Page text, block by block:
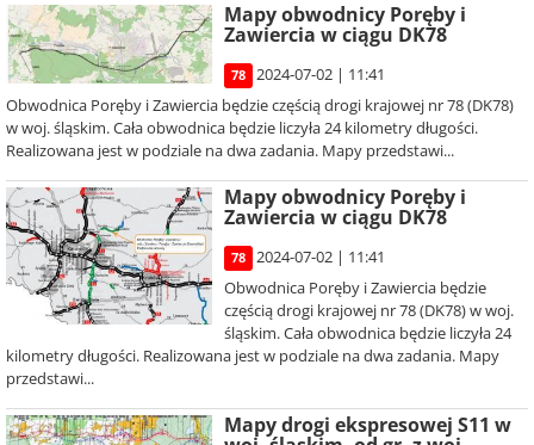
Mapy obwodnicy Poręby i
Zawiercia w ciągu DK78
78
2024-07-02 | 11:41
Obwodnica Poręby i Zawiercia będzie częścią drogi krajowej nr 78 (DK78)
w woj. śląskim. Cała obwodnica będzie liczyła 24 kilometry długości.
Realizowana jest w podziale na dwa zadania. Mapy przedstawi...
Mapy obwodnicy Poręby i
Zawiercia w ciągu DK78
78
2024-07-02 | 11:41
Obwodnica Poręby i Zawiercia będzie
częścią drogi krajowej nr 78 (DK78) w woj.
śląskim. Cała obwodnica będzie liczyła 24
kilometry długości. Realizowana jest w podziale na dwa zadania. Mapy
przedstawi...
Mapy drogi ekspresowej S11 w